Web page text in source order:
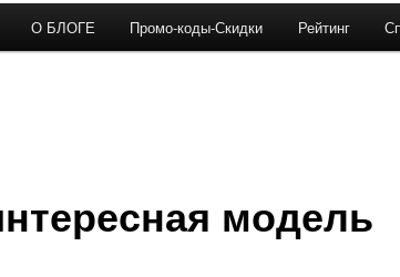
О БЛОГЕ Промо-коды-Скидки Рейтинг
модель